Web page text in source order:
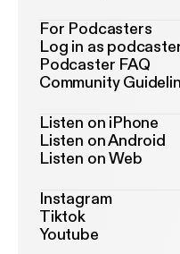
For Podcasters
Log in as
Podcaster FAQ
Community
Listen on iPhone
Listen on Android
Listen on Web
Instagram
Tiktok
Youtube